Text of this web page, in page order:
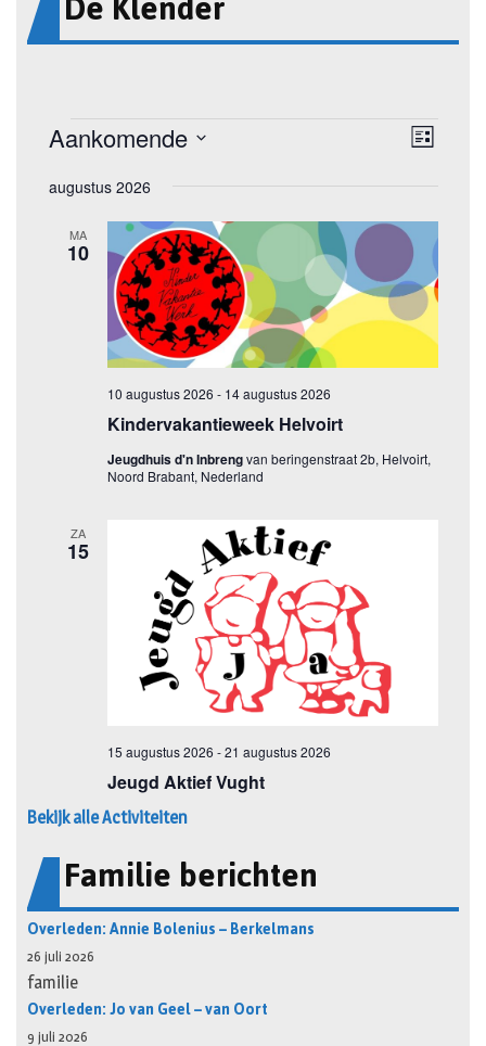
Bekijk alle Activiteiten
Familie berichten
Overleden: Annie Bolenius – Berkelmans
26 juli 2026
familie
Overleden: Jo van Geel – van Oort
9 juli 2026